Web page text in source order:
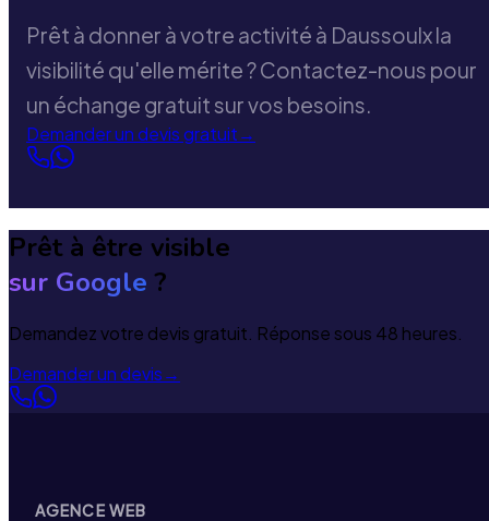
Prêt à donner à votre activité à Daussoulx la
visibilité qu'elle mérite ? Contactez-nous pour
un échange gratuit sur vos besoins.
Demander un devis gratuit→
Prêt à être visible
sur Google ?
Demandez votre devis gratuit. Réponse sous 48 heures.
Demander un devis→
AGENCE WEB